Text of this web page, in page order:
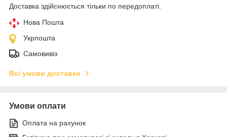
Доставка здійснюється тільки по передоплаті.
Нова Пошта
Укрпошта
Самовивіз
Всі умови доставки
Умови оплати
Оплата на рахунок